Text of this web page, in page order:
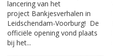
lancering van het
project Bankjesverhalen in
Leidschendam-Voorburg! De
officiële opening vond plaats
bij het...